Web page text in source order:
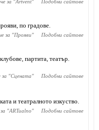
за "Artvent" Подобни сайтове
по градове.
за "Прояви" Подобни сайтове
партита, театър.
за "Сцената" Подобни сайтове
и театралното изкуство.
"ARTualno" Подобни сайтове